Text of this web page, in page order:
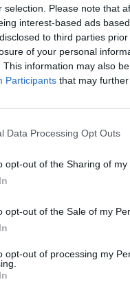
selection. Please note that
interest-based ads
to third parties
of your personal
This information may also
Participants that may
Data Processing Opt Outs
opt-out of the Sharing of my
opt-out of the Sale of my
opt-out of processing my
τις
για Μαύρα Περιστέρια